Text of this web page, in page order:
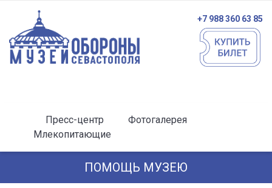
+7 988 360 63 85
Пресс-центр
Фотогалерея
Млекопитающие
ПОМОЩЬ МУЗЕЮ